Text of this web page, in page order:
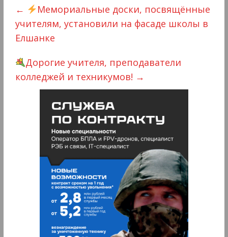
←
Мемориальные доски, посвящённые
учителям, установили на фасаде школы в
Елшанке
Дорогие учителя, преподаватели
колледжей и техникумов! →